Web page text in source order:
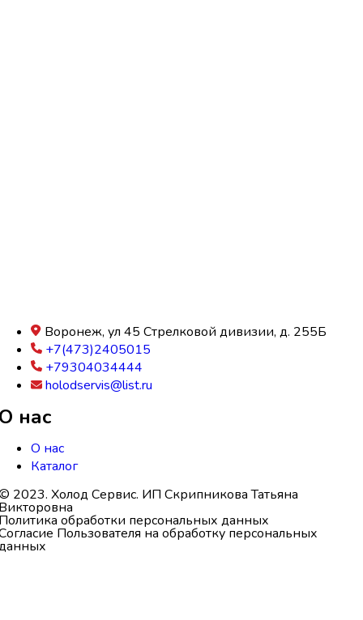
Воронеж, ул 45 Стрелковой дивизии, д. 255Б
+7(473)2405015
+79304034444
holodservis@list.ru
нас
О нас
Каталог
2023. Холод Сервис. ИП Скрипникова Татьяна
обработки персональных данных
Пользователя на обработку персональных